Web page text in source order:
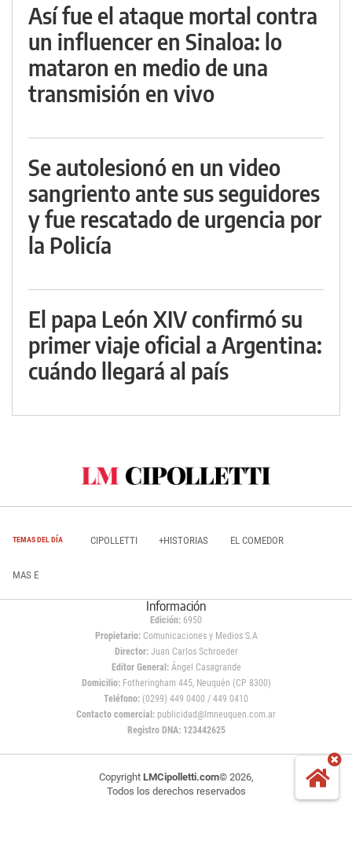
Así fue el ataque mortal contra
un influencer en Sinaloa: lo
mataron en medio de una
transmisión en vivo
Se autolesionó en un video
sangriento ante sus seguidores
y fue rescatado de urgencia por
la Policía
El papa León XIV confirmó su
primer viaje oficial a Argentina:
cuándo llegará al país
TEMAS DEL DÍA CIPOLLETTI +HISTORIAS EL COMEDOR
MAS E
Información
Edición: 6950
Propietario:Comunicaciones y Medios S.A
Director: Juan Carlos Schroeder
Editor General:Ángel Casagrande
Domicilio:Fotheringham 445, Neuquén (CP 8300)
Teléfono: (0299) 449 0400 / 449 0410
Contacto comercial: publicidad@lmneuquen.com.ar
Registro DNA: 123442625
Copyright LMCipolletti.com© 2026,
Todos los derechos reservados